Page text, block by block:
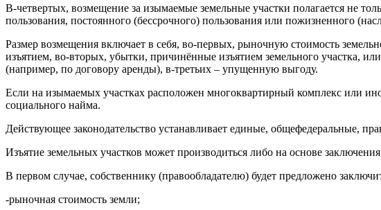
В-четвертых, возмещение за изымаемые земельные участки полагается не
пользования, постоянного (бессрочного) пользования или пожизненного
Размер возмещения включает в себя, во-первых, рыночную стоимость
изъятием, во-вторых, убытки, причинённые изъятием земельного участка,
(например, по договору аренды), в-третьих – упущенную выгоду.
Если на изымаемых участках расположен многоквартирный комплекс или
социального найма.
Действующее законодательство устанавливает единые, общефедеральные,
Изъятие земельных участков может производиться либо на основе
В первом случае, собственнику (правообладателю) будет предложено
-рыночная стоимость земли;